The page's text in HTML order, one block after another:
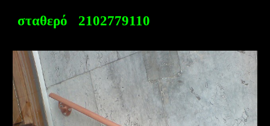
σταθερό 2102779110